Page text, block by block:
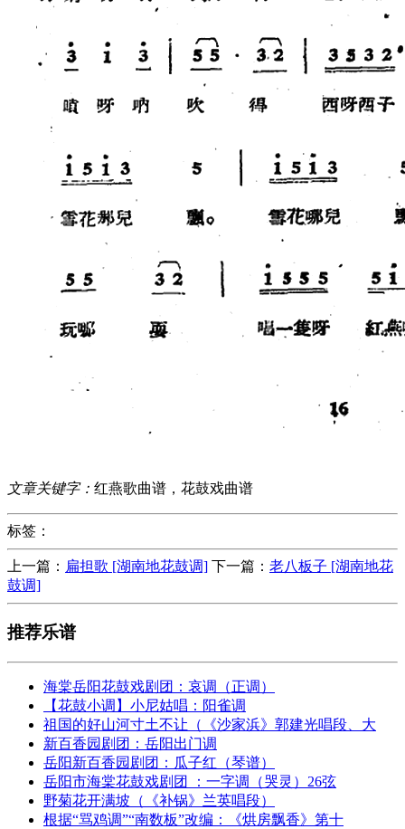
文章关键字： 红燕歌曲谱，花鼓戏曲谱
标签：
上一篇： 扁担歌 [湖南地花鼓调] 下一篇： 老八板子 [湖南地花
鼓调]
推荐乐谱
海棠岳阳花鼓戏剧团：哀调（正调）
【花鼓小调】小尼姑唱：阳雀调
祖国的好山河寸土不让（《沙家浜》郭建光唱段、大
新百香园剧团：岳阳出门调
岳阳新百香园剧团：瓜子红（琴谱）
岳阳市海棠花鼓戏剧团 ：一字调（哭灵）26弦
野菊花开满坡（《补锅》兰英唱段）
根据“骂鸡调”“南数板”改编：《烘房飘香》第十